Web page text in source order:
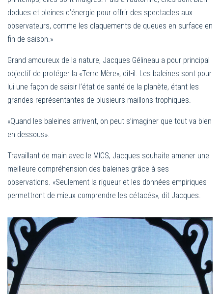
dodues et pleines d’énergie pour offrir des spectacles aux
observateurs, comme les claquements de queues en surface en
fin de saison.»
Grand amoureux de la nature, Jacques Gélineau a pour principal
objectif de protéger la «Terre Mère», dit-il. Les baleines sont pour
lui une façon de saisir l’état de santé de la planète, étant les
grandes représentantes de plusieurs maillons trophiques.
«Quand les baleines arrivent, on peut s’imaginer que tout va bien
en dessous».
Travaillant de main avec le MICS, Jacques souhaite amener une
meilleure compréhension des baleines grâce à ses
observations. «Seulement la rigueur et les données empiriques
permettront de mieux comprendre les cétacés», dit Jacques.